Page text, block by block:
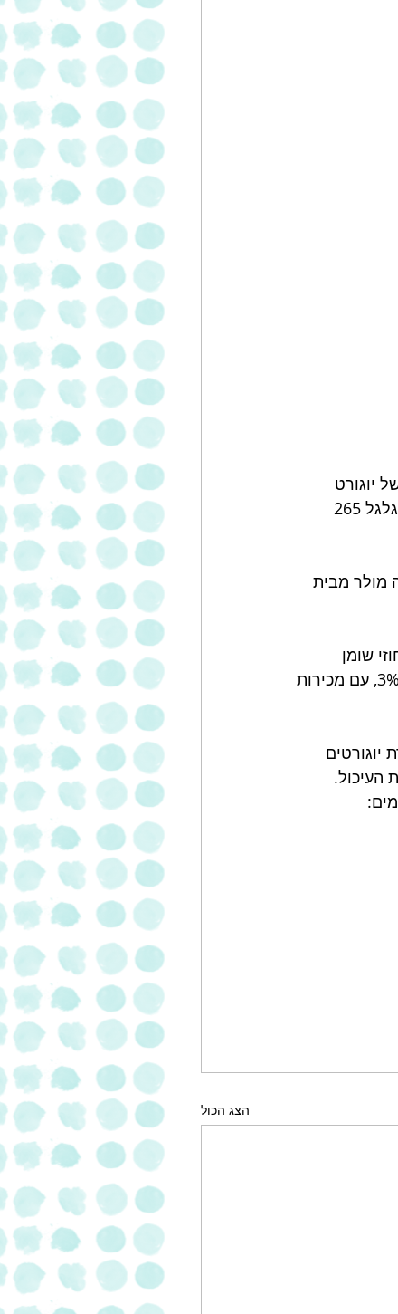
60% מהמכירות הן של יוגורט
עם 21% נתח שוק, אחריה מולר מבית
שומן
משתנים ובטעמים חדשניים כמו פצפוצי שוקולד וקוקוס, מה שהביא לה נתח שוק של 3%, עם מכירות
העיכול.
שומן) ויוגורט עם מחית פרי ב-3 טעמים:
הצג הכול